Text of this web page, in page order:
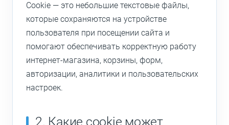
Cookie — это небольшие текстовые файлы,
которые сохраняются на устройстве
пользователя при посещении сайта и
помогают обеспечивать корректную работу
интернет-магазина, корзины, форм,
авторизации, аналитики и пользовательских
настроек.
2. Какие cookie может